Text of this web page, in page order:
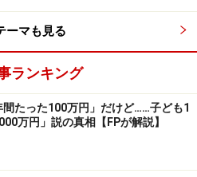
めるのも、子どもの自尊心を
が「オレ頑張った！」と思っ
ほめることが大切です。子ど
い」という気持ちを育むこと
ーマも見る
ランキング
間たった100万円」だけど……子ども1
万円」説の真相【FPが解説】